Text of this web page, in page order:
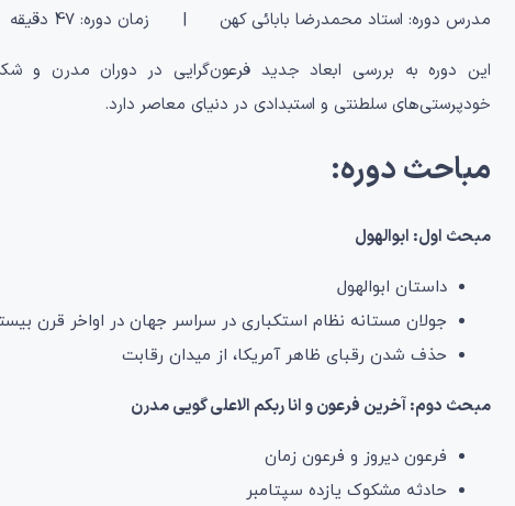
مدرس دوره: استاد محمدرضا بابائی کهن | زمان دوره: 47 دقیقه
این دوره به بررسی ابعاد جدید فرعون‌گرایی در دوران مدرن و
خودپرستی‌های سلطنتی و استبدادی در دنیای معاصر دارد.
مباحث دوره:
مبحث اول: ابوالهول
داستان ابوالهول
جولان مستانه نظام استکباری در سراسر جهان در اواخر قرن
حذف شدن رقبای ظاهر آمریکا، از میدان رقابت
مبحث دوم: آخرین فرعون و انا ربکم الاعلی گویی مدرن
فرعون دیروز و فرعون زمان
حادثه مشکوک یازده سپتامبر